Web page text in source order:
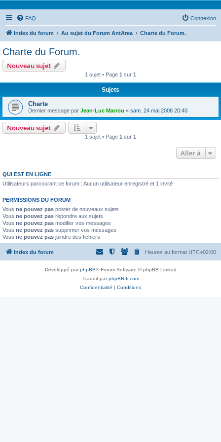
FAQ Connexion
Index du forum Au sujet du Forum AntArea Charte du Forum.
Charte du Forum.
Nouveau sujet
1 sujet • Page 1 sur 1
Sujets
Charte
Dernier message par Jean-Luc Marrou « sam. 24 mai 2008 20:40
Nouveau sujet
1 sujet • Page 1 sur 1
Aller à
QUI EST EN LIGNE
Utilisateurs parcourant ce forum : Aucun utilisateur enregistré et 1 invité
PERMISSIONS DU FORUM
Vous ne pouvez pas poster de nouveaux sujets
Vous ne pouvez pas répondre aux sujets
Vous ne pouvez pas modifier vos messages
Vous ne pouvez pas supprimer vos messages
Vous ne pouvez pas joindre des fichiers
Index du forum Heures au format UTC+02:00
Développé parphpBB® Forum Software © phpBB Limited
Traduit parphpBB-fr.com
Confidentialité | Conditions